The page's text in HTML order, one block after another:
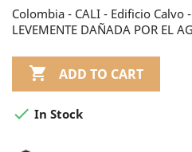
Colombia - CALI - Edificio Calvo -
LEVEMENTE DAÑADA POR EL
 ADD TO CART
 In Stock